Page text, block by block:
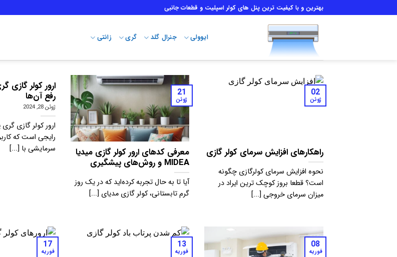
to
بهترین و با کیفیت ترین پنل های کولر اسپلیت و قطعات جانبی
ایوولی جنرال گلد گری زانتی
رفع آن‌ها
ژوئن 28, 2024
ارور کولر گازی
رایجی است که
سرمایشی با [...]
معرفی کدهای ارور کولر گازی میدیا
MIDEA و روش‌های پیشگیری
آیا تا به حال تجربه کرده‌اید که در یک روز
گرم تابستانی، کولر گازی مدیای [...]
21
ژوئن
راهکارهای افزایش سرمای کولر گازی
نحوه افزایش سرمای کولرگازی چگونه
است؟ قطعا بروز کوچک ترین ایراد در
میزان سرمای خروجی [...]
02
ژوئن
17
فوریه
13
فوریه
08
فوریه